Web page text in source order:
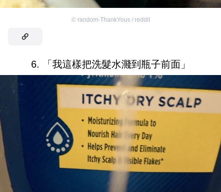
© random-ThankYous / reddit
6. 「我這樣把洗髮水濺到瓶子前面」